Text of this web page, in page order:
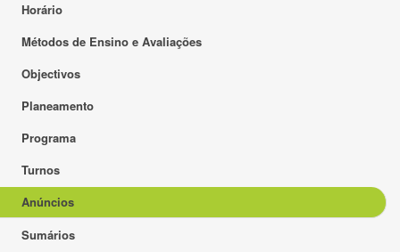
Horário
Métodos de Ensino e Avaliações
Objectivos
Planeamento
Programa
Turnos
Anúncios
Sumários